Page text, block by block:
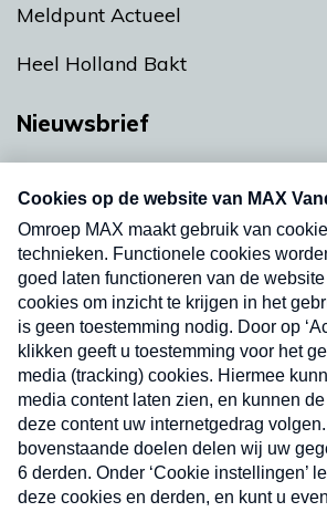
Meldpunt Actueel
Heel Holland Bakt
Nieuwsbrief
nieuwsbrief. Elke vrijdag- en
uw mailbox.
Nieuwsbrief